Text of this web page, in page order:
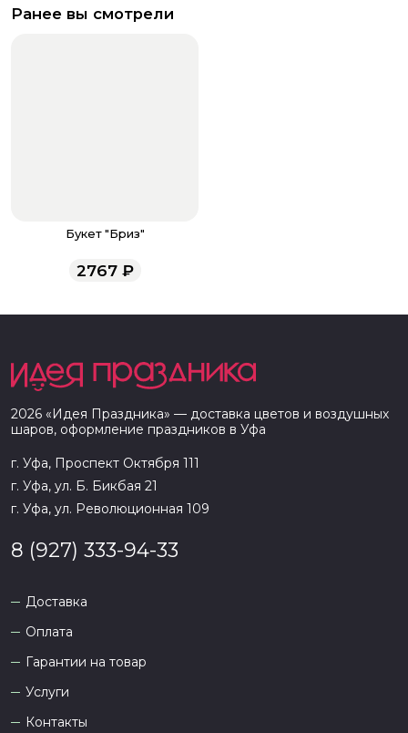
Ранее вы смотрели
Букет "Бриз"
2767₽
2026 «Идея Праздника» — доставка цветов и воздушных
шаров, оформление праздников в Уфа
г. Уфа, Проспект Октября 111
г. Уфа, ул. Б. Бикбая 21
г. Уфа, ул. Революционная 109
8 (927) 333-94-33
Доставка
Оплата
Гарантии на товар
Услуги
Контакты